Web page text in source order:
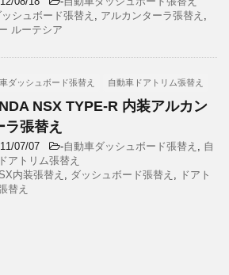
ッシュボード張替え , アルカンターラ張替え ,
ルーテシア
ダッシュボード張替え 自動車ドアトリム張替え
NSX TYPE-R 内装アルカン
ラ張替え
07/07 -自動車ダッシュボード張替え , 自
アトリム張替え
内装張替え , ダッシュボード張替え , ドアト
替え